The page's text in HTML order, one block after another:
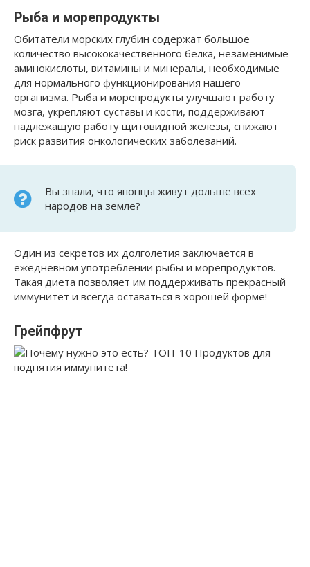
Рыба и морепродукты
Обитатели морских глубин содержат большое
количество высококачественного белка, незаменимые
аминокислоты, витамины и минералы, необходимые
для нормального функционирования нашего
организма. Рыба и морепродукты улучшают работу
мозга, укрепляют суставы и кости, поддерживают
надлежащую работу щитовидной железы, снижают
риск развития онкологических заболеваний.
Вы знали, что японцы живут дольше всех
народов на земле?
Один из секретов их долголетия заключается в
ежедневном употреблении рыбы и морепродуктов.
Такая диета позволяет им поддерживать прекрасный
иммунитет и всегда оставаться в хорошей форме!
Грейпфрут